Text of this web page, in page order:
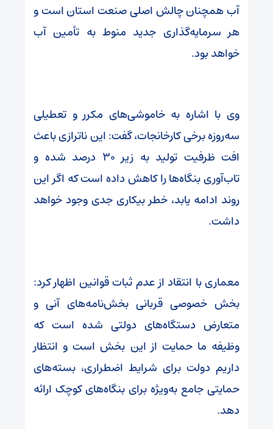
آب همچنان چالش اصلی صنعت استان است و
هر سرمایه‌گذاری جدید منوط به تأمین آب
خواهد بود.
وی با اشاره به خاموشی‌های مکرر و تعطیلی
سه‌روزه برخی کارخانجات، گفت: این ناترازی باعث
افت ظرفیت تولید به زیر ۳۰ درصد شده و
تاب‌آوری بنگاه‌ها را کاهش داده است که اگر این
روند ادامه یابد، خطر بیکاری جدی وجود خواهد
داشت.
معماری با انتقاد از عدم ثبات قوانین اظهار کرد:
بخش خصوصی قربانی بخش‌نامه‌های آنی و
متعارض دستگاه‌های دولتی شده است که
وظیفه ما حمایت از این بخش است و انتظار
داریم دولت برای شرایط اضطراری، بسته‌های
حمایتی جامع به‌ویژه برای بنگاه‌های کوچک ارائه
دهد.